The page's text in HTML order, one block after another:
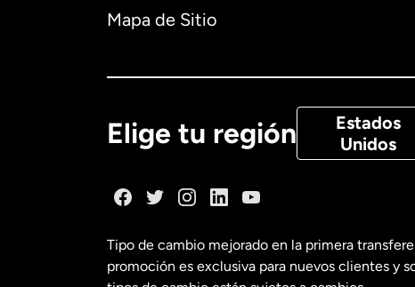
Mapa de Sitio
Elige tu región
Estados
Unidos
Canadá
Estados Unidos
Tipo de cambio mejorado en la primera
promoción es exclusiva para nuevos clientes y